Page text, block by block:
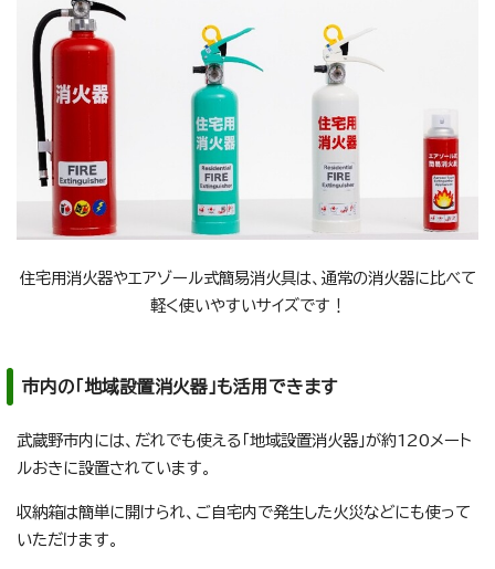
住宅用消火器やエアゾール式簡易消火具は、通常の消火器に比べて
軽く使いやすいサイズです！
市内の「地域設置消火器」も活用できます
武蔵野市内には、だれでも使える「地域設置消火器」が約120メート
ルおきに設置されています。
収納箱は簡単に開けられ、ご自宅内で発生した火災などにも使って
いただけます。